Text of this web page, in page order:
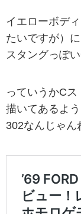
イエローボデ
たいですが）
スタングっぽい
っていうかC
描いてあるよ
302なんじゃん